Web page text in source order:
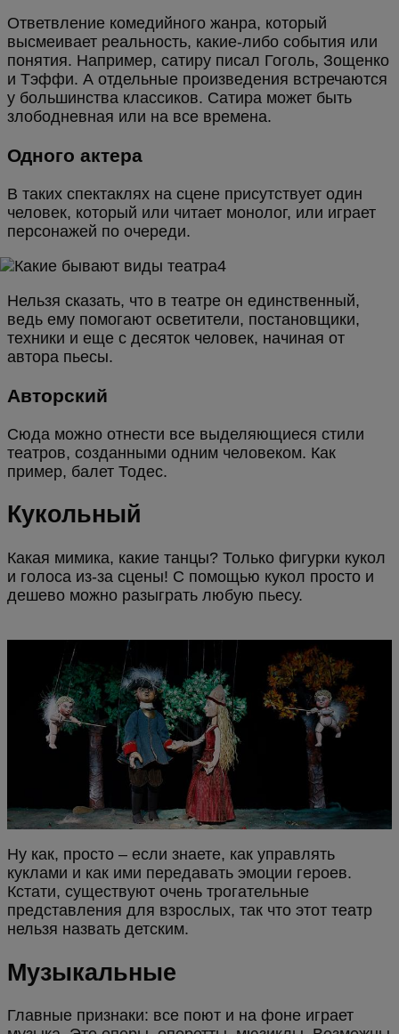
Ответвление комедийного жанра, который
высмеивает реальность, какие-либо события или
понятия. Например, сатиру писал Гоголь, Зощенко
и Тэффи. А отдельные произведения встречаются
у большинства классиков. Сатира может быть
злободневная или на все времена.
Одного актера
В таких спектаклях на сцене присутствует один
человек, который или читает монолог, или играет
персонажей по очереди.
Нельзя сказать, что в театре он единственный,
ведь ему помогают осветители, постановщики,
техники и еще с десяток человек, начиная от
автора пьесы.
Авторский
Сюда можно отнести все выделяющиеся стили
театров, созданными одним человеком. Как
пример, балет Тодес.
Кукольный
Какая мимика, какие танцы? Только фигурки кукол
и голоса из-за сцены! С помощью кукол просто и
дешево можно разыграть любую пьесу.
Ну как, просто – если знаете, как управлять
куклами и как ими передавать эмоции героев.
Кстати, существуют очень трогательные
представления для взрослых, так что этот театр
нельзя назвать детским.
Музыкальные
Главные признаки: все поют и на фоне играет